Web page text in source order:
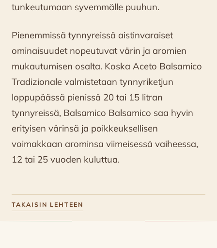
tunkeutumaan syvemmälle puuhun.
Pienemmissä tynnyreissä aistinvaraiset
ominaisuudet nopeutuvat värin ja aromien
mukautumisen osalta. Koska Aceto Balsamico
Tradizionale valmistetaan tynnyriketjun
loppupäässä pienissä 20 tai 15 litran
tynnyreissä, Balsamico Balsamico saa hyvin
erityisen värinsä ja poikkeuksellisen
voimakkaan arominsa viimeisessä vaiheessa,
12 tai 25 vuoden kuluttua.
TAKAISIN LEHTEEN